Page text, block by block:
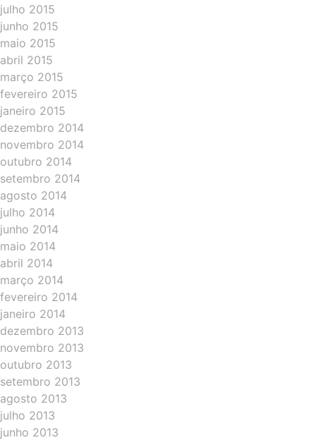
julho 2015
junho 2015
maio 2015
abril 2015
março 2015
fevereiro 2015
janeiro 2015
dezembro 2014
novembro 2014
outubro 2014
setembro 2014
agosto 2014
julho 2014
junho 2014
maio 2014
abril 2014
março 2014
fevereiro 2014
janeiro 2014
dezembro 2013
novembro 2013
outubro 2013
setembro 2013
agosto 2013
julho 2013
junho 2013